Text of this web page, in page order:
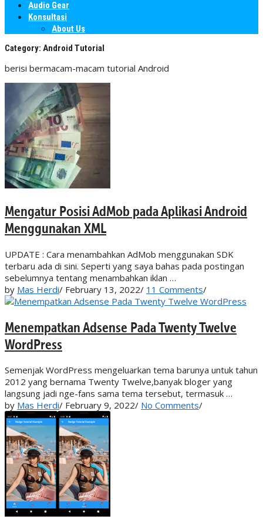
Audio Gear
Konsultasi
About Us
Category: Android Tutorial
berisi bermacam-macam tutorial Android
Mengatur Posisi AdMob pada Aplikasi Android
Menggunakan XML
UPDATE : Cara menambahkan AdMob menggunakan SDK
terbaru ada di sini. Seperti yang saya bahas pada postingan
sebelumnya tentang menambahkan iklan …
by Mas Herdi/ February 13, 2022/ 11 Comments/
Menempatkan Adsense Pada Twenty Twelve
WordPress
Semenjak WordPress mengeluarkan tema barunya untuk tahun
2012 yang bernama Twenty Twelve,banyak bloger yang
langsung jadi nge-fans sama tema tersebut, termasuk …
by Mas Herdi/ February 9, 2022/ No Comments/